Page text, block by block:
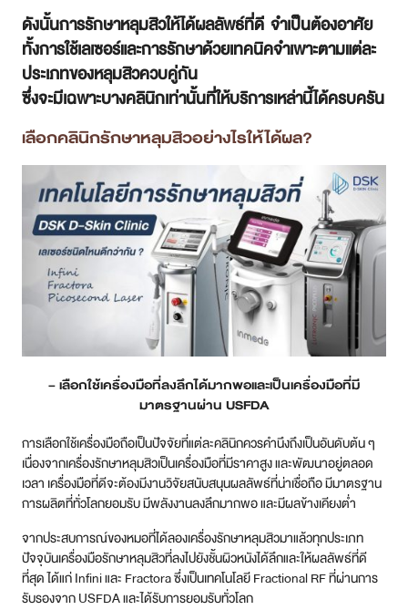
ดังนั้นการรักษาหลุมสิวให้ได้ผลลัพธ์ที่ดี จำเป็นต้องอาศัย
ทั้งการใช้เลเซอร์และการรักษาด้วยเทคนิคจำเพาะตามแต่ละ
ประเภทของหลุมสิวควบคู่กัน
ซึ่งจะมีเฉพาะบางคลินิกเท่านั้นที่ให้บริการเหล่านี้ได้ครบครัน
เลือกคลินิกรักษาหลุมสิวอย่างไรให้ได้ผล?
– เลือกใช้เครื่องมือที่ลงลึกได้มากพอและเป็นเครื่องมือที่มี
มาตรฐานผ่าน USFDA
การเลือกใช้เครื่องมือถือเป็นปัจจัยที่แต่ละคลินิกควรคำนึงถึงเป็นอันดับต้น ๆ
เนื่องจากเครื่องรักษาหลุมสิวเป็นเครื่องมือที่มีราคาสูง และพัฒนาอยู่ตลอด
เวลา เครื่องมือที่ดีจะต้องมีงานวิจัยสนับสนุนผลลัพธ์ที่น่าเชื่อถือ มีมาตรฐาน
การผลิตที่ทั่วโลกยอมรับ มีพลังงานลงลึกมากพอ และมีผลข้างเคียงต่ำ
จากประสบการณ์ของหมอที่ได้ลองเครื่องรักษาหลุมสิวมาแล้วทุกประเภท
ปัจจุบันเครื่องมือรักษาหลุมสิวที่ลงไปยังชั้นผิวหนังได้ลึกและให้ผลลัพธ์ที่ดี
ที่สุด ได้แก่ Infini และ Fractora ซึ่งเป็นเทคโนโลยี Fractional RF ที่ผ่านการ
รับรองจาก USFDA และได้รับการยอมรับทั่วโลก